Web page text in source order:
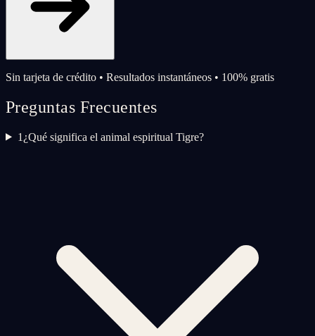
Sin tarjeta de crédito • Resultados instantáneos • 100% gratis
Preguntas Frecuentes
1 ¿Qué significa el animal espiritual Tigre?